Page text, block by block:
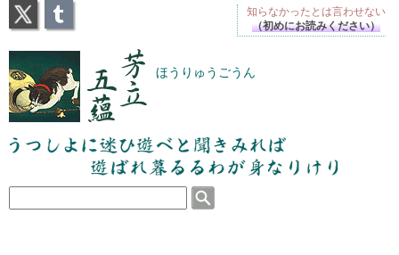
芳立五蘊 ほうりゅうごうん
うつしよに迷ひ遊べと聞きみれば遊ばれ暮るるわが
身なりけり
知らなかったとは言わせない
（初めにお読みください）
X Tumblr